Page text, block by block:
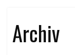
Archiv